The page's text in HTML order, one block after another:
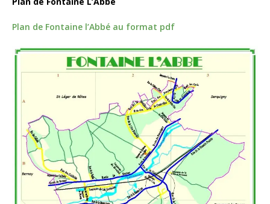
Plan de Fontaine l’Abbé au format pdf